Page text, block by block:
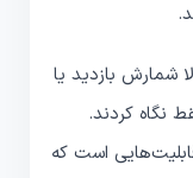
شمارش بازدید یا
نگاه کردند.
قابلیت‌هایی است که